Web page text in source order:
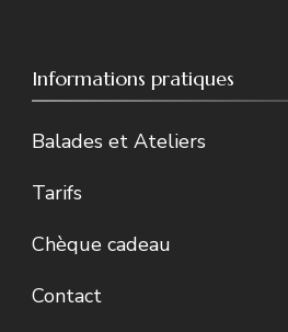
Informations pratiques
Balades et Ateliers
Tarifs
Chèque cadeau
Contact